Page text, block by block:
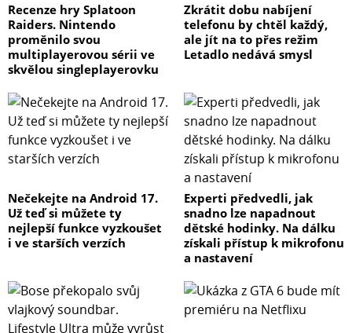
Recenze hry Splatoon
Raiders. Nintendo
proměnilo svou
multiplayerovou sérii ve
skvělou singleplayerovku
Zkrátit dobu nabíjení
telefonu by chtěl každý,
ale jít na to přes režim
Letadlo nedává smysl
Nečekejte na Android 17.
Už teď si můžete ty
nejlepší funkce vyzkoušet
i ve starších verzích
Experti předvedli, jak
snadno lze napadnout
dětské hodinky. Na dálku
získali přístup k mikrofonu
a nastavení